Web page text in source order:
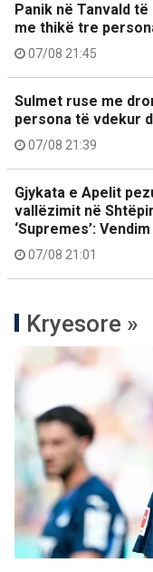
Panik në Tanvald
me thikë tre
07/08 21:45
Sulmet ruse me
persona të vdekur
07/08 21:39
Gjykata e Apelit
vallëzimit në
‘Supremes’:
07/08 21:01
Kryesore »